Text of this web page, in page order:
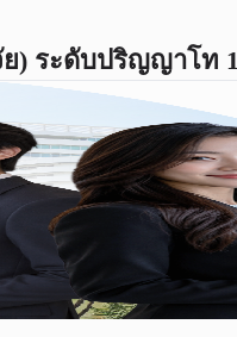
ระดับปริญญาโท